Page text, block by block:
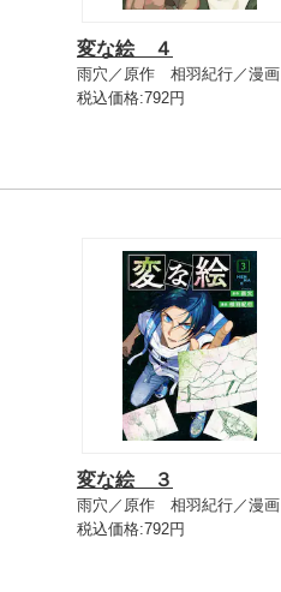
変な絵 ４
雨穴／原作 相羽紀行／漫画
税込価格:792円
変な絵 ３
雨穴／原作 相羽紀行／漫画
税込価格:792円